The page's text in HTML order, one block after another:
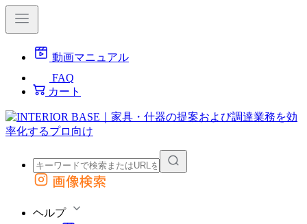
動画マニュアル
FAQ
カート
外部サイトの商品をカートに追加
画像検索
ヘルプ